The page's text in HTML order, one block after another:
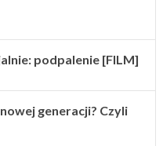
podpalenie [FILM]
generacji? Czyli